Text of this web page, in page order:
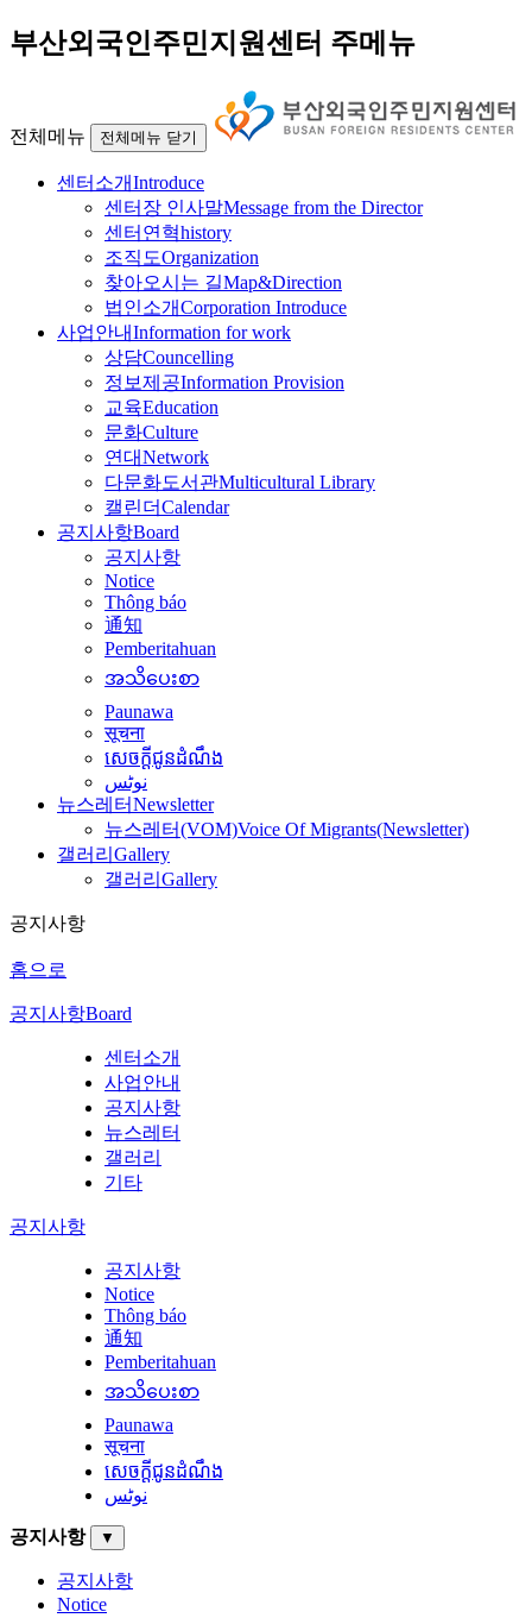
부산외국인주민지원센터 주메뉴
전체메뉴 전체메뉴 닫기
센터소개Introduce
센터장 인사말Message from the Director
센터연혁history
조직도Organization
찾아오시는 길Map&Direction
법인소개Corporation Introduce
사업안내Information for work
상담Councelling
정보제공Information Provision
교육Education
문화Culture
연대Network
다문화도서관Multicultural Library
캘린더Calendar
공지사항Board
공지사항
Notice
Thông báo
通知
Pemberitahuan
အသိပေးစာ
Paunawa
सूचना
សេចក្តីជូនដំណឹង
نوٹس
뉴스레터Newsletter
뉴스레터(VOM)Voice Of Migrants(Newsletter)
갤러리 Gallery
갤러리 Gallery
공지사항
홈으로
공지사항Board
센터소개
사업안내
공지사항
뉴스레터
갤러리
기타
공지사항
공지사항
Notice
Thông báo
通知
Pemberitahuan
အသိပေးစာ
Paunawa
सूचना
សេចក្តីជូនដំណឹង
نوٹس
공지사항 ▼
공지사항
Notice